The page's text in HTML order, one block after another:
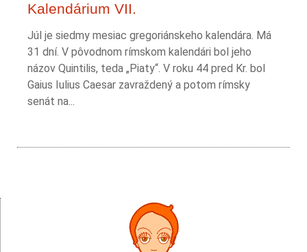
Kalendárium VII.
Júl je siedmy mesiac gregoriánskeho kalendára. Má
31 dní. V pôvodnom rímskom kalendári bol jeho
názov Quintilis, teda „Piaty“. V roku 44 pred Kr. bol
Gaius Iulius Caesar zavraždený a potom rímsky
senát na...